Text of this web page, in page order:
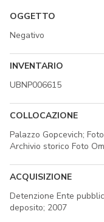
OGGETTO
Negativo
INVENTARIO
UBNP006615
COLLOCAZIONE
Palazzo Gopcevich;
Archivio storico Foto
ACQUISIZIONE
Detenzione Ente
deposito; 2007